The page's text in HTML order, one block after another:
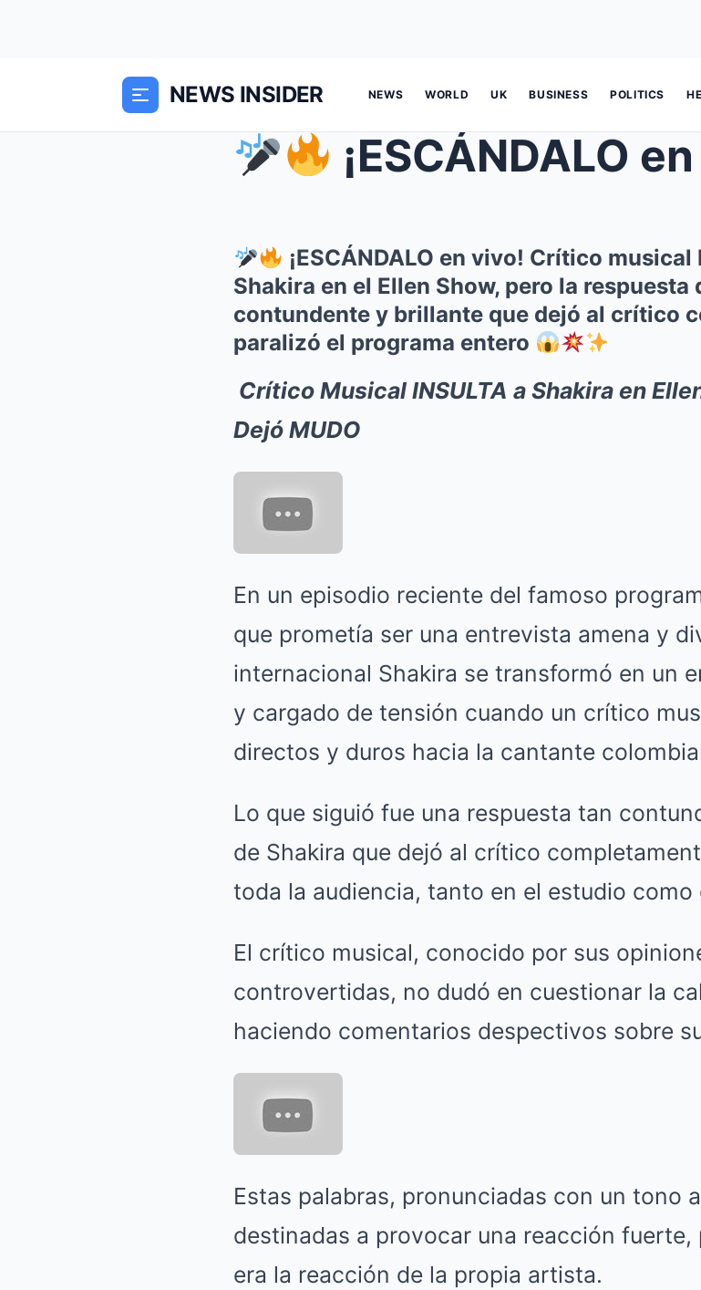
NEWS INSIDER NEWS WORLD UK BUSINESS POLITICS
¡ESCÁNDALO en vivo! Crítico
¡ESCÁNDALO en vivo! Crítico
Shakira en el Ellen Show, pero la
contundente y brillante que dejó al crítico
paralizó el programa entero
Crítico Musical INSULTA a Shakira en
Dejó MUDO
En un episodio reciente del famoso
que prometía ser una entrevista amena y
internacional Shakira se transformó en un
y cargado de tensión cuando un crítico
directos y duros hacia la cantante
Lo que siguió fue una respuesta tan
de Shakira que dejó al crítico
toda la audiencia, tanto en el estudio como
El crítico musical, conocido por sus
controvertidas, no dudó en cuestionar la
haciendo comentarios despectivos sobre
Estas palabras, pronunciadas con un tono
destinadas a provocar una reacción fuerte,
era la reacción de la propia artista.